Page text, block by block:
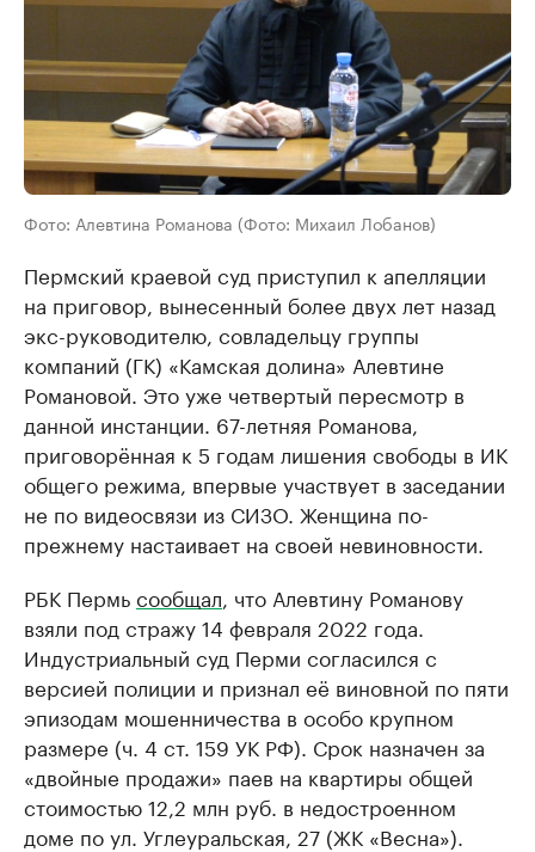
Фото: Алевтина Романова (Фото: Михаил Лобанов)
Пермский краевой суд приступил к апелляции
на приговор, вынесенный более двух лет назад
экс-руководителю, совладельцу группы
компаний (ГК) «Камская долина» Алевтине
Романовой. Это уже четвертый пересмотр в
данной инстанции. 67-летняя Романова,
приговорённая к 5 годам лишения свободы в ИК
общего режима, впервые участвует в заседании
не по видеосвязи из СИЗО. Женщина по-
прежнему настаивает на своей невиновности.
РБК Пермьсообщал , что Алевтину Романову
взяли под стражу 14 февраля 2022 года.
Индустриальный суд Перми согласился с
версией полиции и признал её виновной по пяти
эпизодам мошенничества в особо крупном
размере (ч. 4 ст. 159 УК РФ). Срок назначен за
«двойные продажи» паев на квартиры общей
стоимостью 12,2 млн руб. в недостроенном
доме по ул. Углеуральская, 27 (ЖК «Весна»).